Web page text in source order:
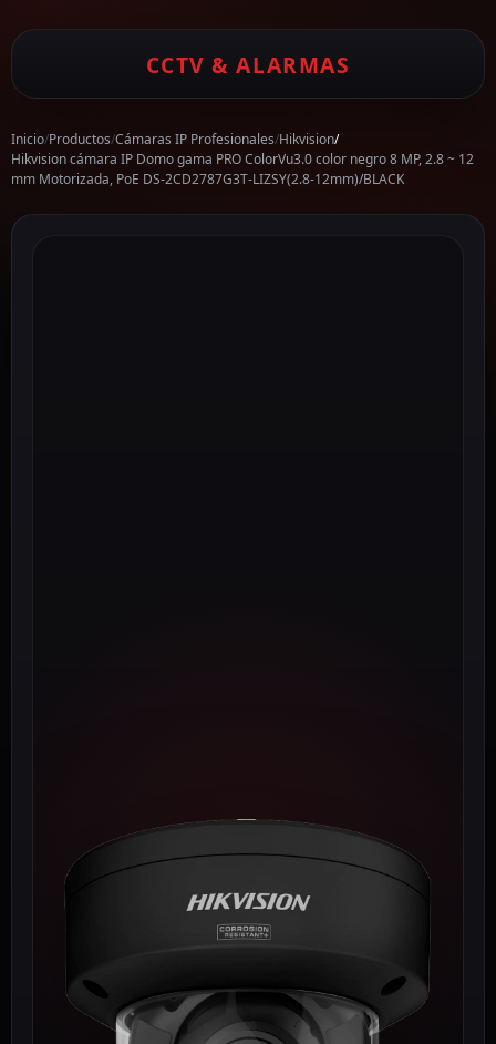
CCTV & ALARMAS
Inicio/Productos/Cámaras IP Profesionales/Hikvision/
Hikvision cámara IP Domo gama PRO ColorVu3.0 color negro 8 MP, 2.8 ~ 12
mm Motorizada, PoE DS-2CD2787G3T-LIZSY(2.8-12mm)/BLACK